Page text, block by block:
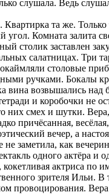
слушала. Ведь
Квартирка та же.
угол. Комната залита
столик заставлен
салатницах. Три
окаймляли столовые
ручками. Бокалы
вина возвышались над
и коробочки не
них смех и шутки.
причёсанная,
вечер, а
заметила, как
одного актёра и
актриса по
зрителя Ильи. В
провоцирования.